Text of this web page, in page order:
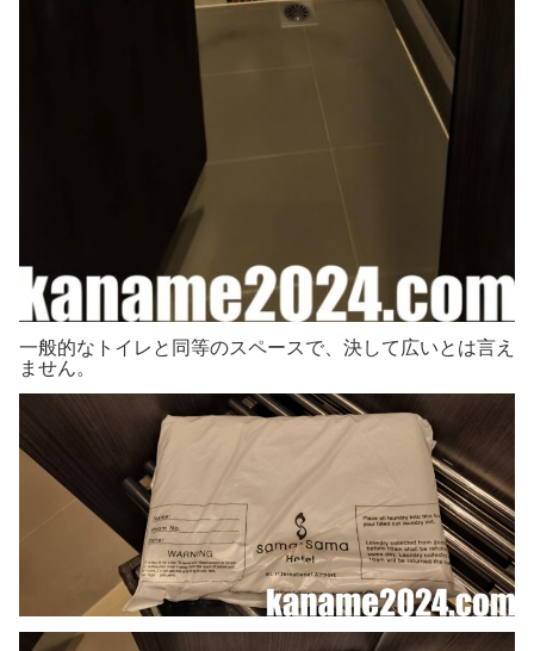
一般的なトイレと同等のスペースで、決して広いとは言え
ません。